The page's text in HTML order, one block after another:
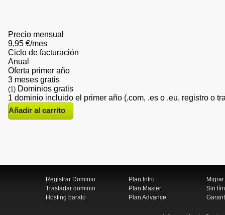
Precio mensual
9,95 €/mes
Ciclo de facturación
Anual
Oferta primer año
3 meses gratis
(1) Dominios gratis
1 dominio incluido el primer año (.com, .es o .eu, registro o
Añadir al carrito
Registrar Dominio
Trasladar dominio
Hosting barato
Plan Intro
Plan Master
Plan Advance
Sin